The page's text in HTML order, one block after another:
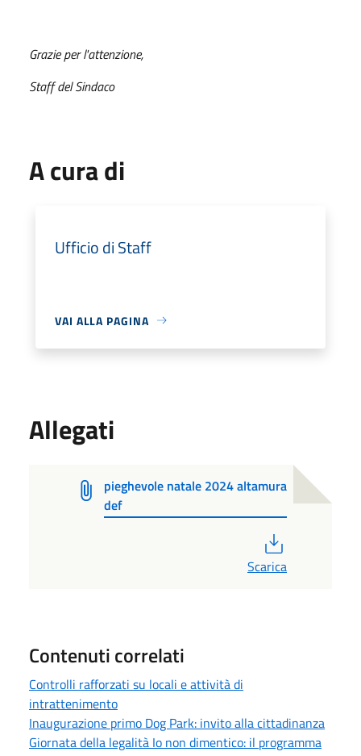
Grazie per l'attenzione,
Staff del Sindaco
A cura di
Ufficio di Staff
VAI ALLA PAGINA
Allegati
pieghevole natale 2024 altamura
def
Scarica
Contenuti correlati
Controlli rafforzati su locali e attività di
intrattenimento
Inaugurazione primo Dog Park: invito alla cittadinanza
Giornata della legalità Io non dimentico: il programma